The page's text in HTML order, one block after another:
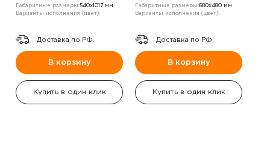
Габаритные размеры:540х1017 мм
Варианты исполнения (цвет):
Доставка по РФ.
В корзину
Купить в один клик
Габаритные размеры:680х480 мм
Варианты исполнения (цвет):
Доставка по РФ.
В корзину
Купить в один клик